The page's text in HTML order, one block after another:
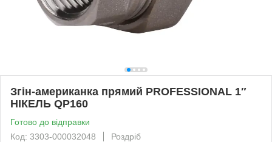
Згін-американка прямий PROFESSIONAL 1″
НІКЕЛЬ QP160
Готово до відправки
Код: 3303-000032048
Роздріб